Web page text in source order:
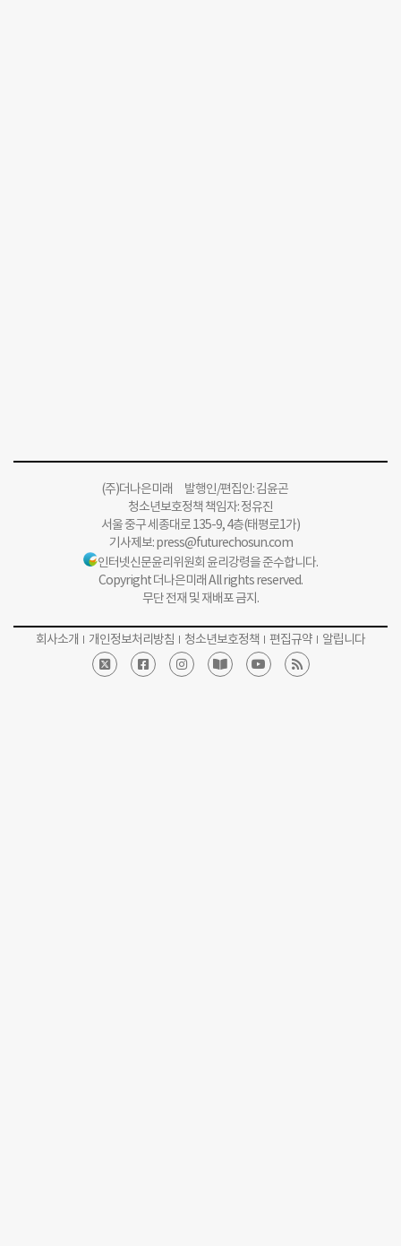
(주)더나은미래 발행인/편집인: 김윤곤
청소년보호정책 책임자: 정유진
서울 중구 세종대로 135-9, 4층(태평로1가)
기사제보:press@futurechosun.com
인터넷신문윤리위원회 윤리강령을 준수합니다.
Copyright 더나은미래 All rights reserved.
무단 전재 및 재배포 금지.
회사소개 개인정보처리방침 청소년보호정책 편집규약 알립니다